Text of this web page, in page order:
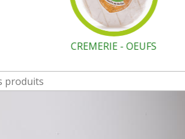
CREMERIE - OEUFS